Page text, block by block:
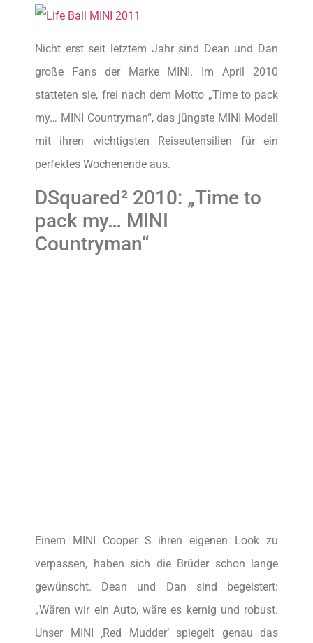
Nicht erst seit letztem Jahr sind Dean und Dan
große Fans der Marke MINI. Im April 2010
statteten sie, frei nach dem Motto „Time to pack
my… MINI Countryman“, das jüngste MINI Modell
mit ihren wichtigsten Reiseutensilien für ein
perfektes Wochenende aus.
DSquared² 2010: „Time to
pack my… MINI
Countryman“
Einem MINI Cooper S ihren eigenen Look zu
verpassen, haben sich die Brüder schon lange
gewünscht. Dean und Dan sind begeistert:
„Wären wir ein Auto, wäre es kernig und robust.
Unser MINI ‚Red Mudder‘ spiegelt genau das